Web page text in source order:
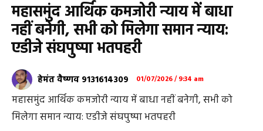
महासमुंद आर्थिक कमजोरी न्याय में बाधा
नहीं बनेगी, सभी को मिलेगा समान न्याय:
एडीजे संघपुष्पा भतपहरी
हेमंत वैष्णव 9131614309 01/07/2026 / 9:34 am
महासमुंद आर्थिक कमजोरी न्याय में बाधा नहीं बनेगी, सभी को
मिलेगा समान न्याय: एडीजे संघपुष्पा भतपहरी